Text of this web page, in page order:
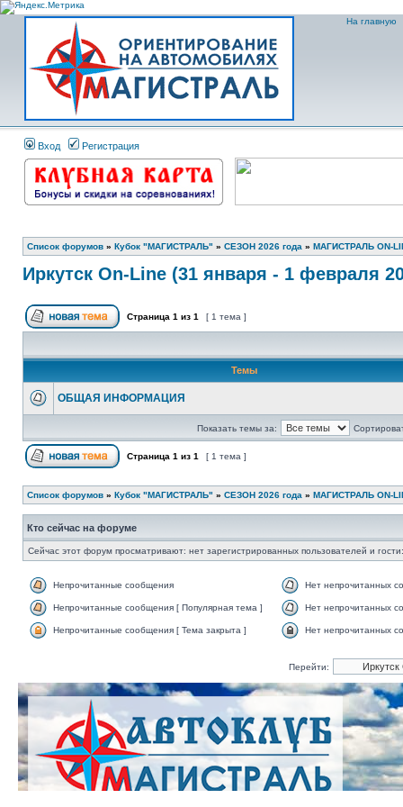
На главную
Вход Регистрация
Список форумов » Кубок "МАГИСТРАЛЬ" » СЕЗОН 2026 года » МАГИСТРАЛЬ ON-
Иркутск On-Line (31 января - 1 февраля
Страница 1 из 1 [ 1 тема ]
Темы
ОБЩАЯ ИНФОРМАЦИЯ
Показать темы за:
Страница 1 из 1 [ 1 тема ]
Список форумов » Кубок "МАГИСТРАЛЬ" » СЕЗОН 2026 года » МАГИСТРАЛЬ ON-
Кто сейчас на форуме
Сейчас этот форум просматривают: нет зарегистрированных пользователей и
Непрочитанные сообщения Нет непрочитанных
Непрочитанные сообщения [ Популярная тема ] Нет непрочитанных
Непрочитанные сообщения [ Тема закрыта ] Нет непрочитанных
Перейти: